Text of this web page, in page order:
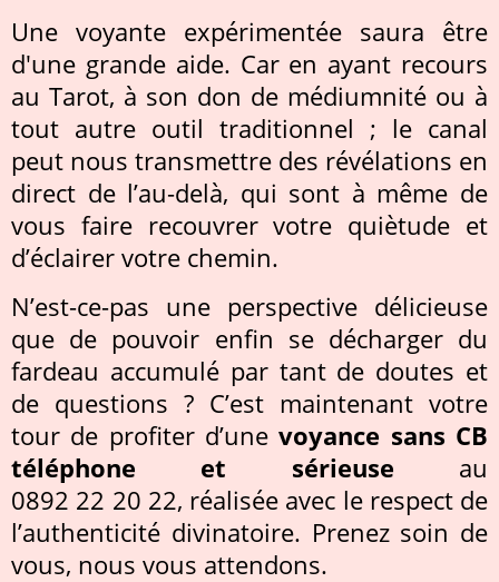
Une voyante expérimentée saura être
d'une grande aide. Car en ayant recours
au Tarot, à son don de médiumnité ou à
tout autre outil traditionnel ; le canal
peut nous transmettre des révélations en
direct de l’au-delà, qui sont à même de
vous faire recouvrer votre quiètude et
d’éclairer votre chemin.
N’est-ce-pas une perspective délicieuse
que de pouvoir enfin se décharger du
fardeau accumulé par tant de doutes et
de questions ? C’est maintenant votre
tour de profiter d’unevoyance sans CB
téléphone et sérieuse au
0892 22 20 22, réalisée avec le respect de
l’authenticité divinatoire. Prenez soin de
vous, nous vous attendons.